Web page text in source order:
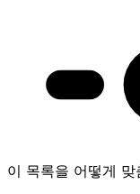
이 목록을 어떻게